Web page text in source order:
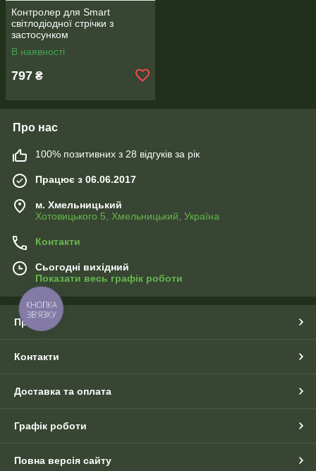
Контролер для Smart
світлодіодної стрічки з
застосунком
В наявності
797 ₴
Про нас
100% позитивних з 28 відгуків за рік
Працює з 06.06.2017
м. Хмельницький
Хотовицького 5, Хмельницький, Україна
Контакти
Сьогодні вихідний
Показати весь графік роботи
Про нас
Контакти
Доставка та оплата
Графік роботи
Повна версія сайту
КНОПКА
ЗВ'ЯЗКУ